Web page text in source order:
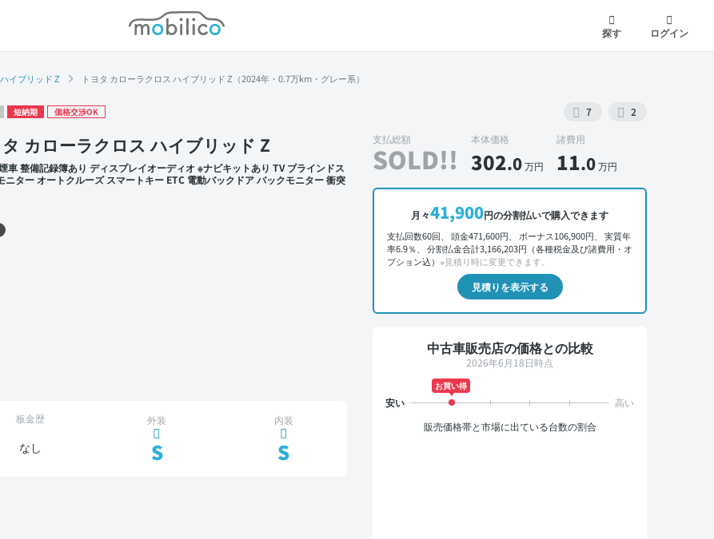
モビリコ
探す
ログイン
ハイブリッド Z トヨタ カローラクロス ハイブリッド Z（2024年・0.7万km・グレー系）
短納期 価格交渉OK 7 2
タ カローラクロス ハイブリッド Z
車 整備記録簿あり ディスプレイオーディオ ※ナビキットあり TV ブラインドス
ニター オートクルーズ スマートキー ETC 電動バックドア バックモニター 衝突
前
支払総額
SOLD!!
本体価格
302.0万円
諸費用
11.0万円
月々41,900円の分割払いで購入できます
支払回数60回、 頭金471,600円、 ボーナス106,900円、 実質年
率6.9％、 分割払金合計3,166,203円（各種税金及び諸費用・オ
プション込） ※見積り時に変更できます。
見積りを表示する
中古車販売店の価格との比較
2026年6月18日時点
お買い得
販売価格帯と市場に出ている台数の割合
板金歴
なし
外装
S
内装
S